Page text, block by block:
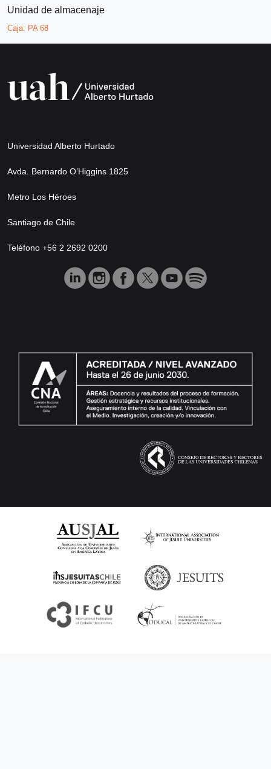
Unidad de almacenaje
Caja: PA 68
Universidad Alberto Hurtado
Avda. Bernardo O’Higgins 1825
Metro Los Héroes
Santiago de Chile
Teléfono +56 2 2692 0200